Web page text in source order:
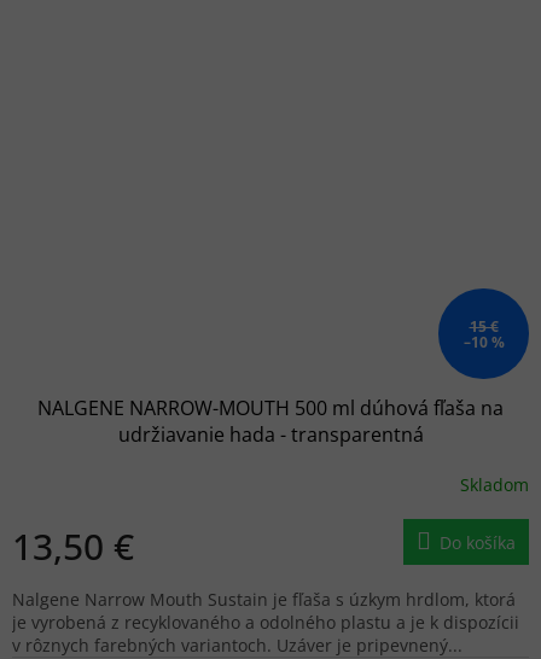
15 €
–10 %
NALGENE NARROW-MOUTH 500 ml dúhová fľaša na
udržiavanie hada - transparentná
Skladom
13,50 € Do košíka
Nalgene Narrow Mouth Sustain je fľaša s úzkym hrdlom, ktorá
je vyrobená z recyklovaného a odolného plastu a je k dispozícii
v rôznych farebných variantoch. Uzáver je pripevnený...